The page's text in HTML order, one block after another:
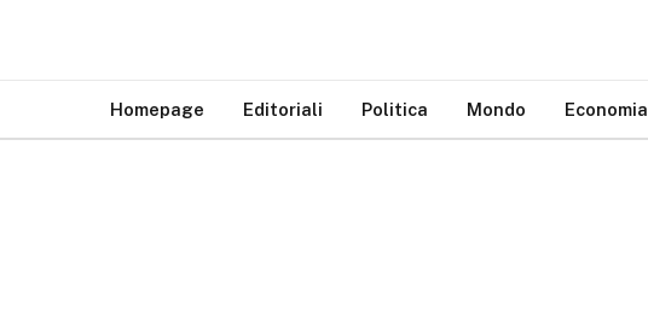
Homepage Editoriali Politica Mondo Economia